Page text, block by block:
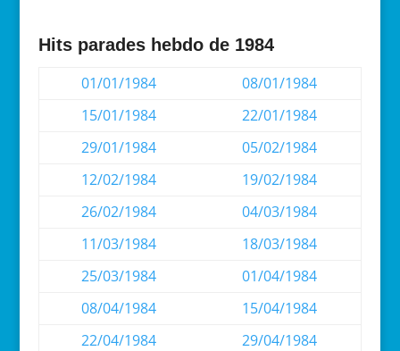
Hits parades hebdo de 1984
01/01/1984
08/01/1984
15/01/1984
22/01/1984
29/01/1984
05/02/1984
12/02/1984
19/02/1984
26/02/1984
04/03/1984
11/03/1984
18/03/1984
25/03/1984
01/04/1984
08/04/1984
15/04/1984
22/04/1984
29/04/1984